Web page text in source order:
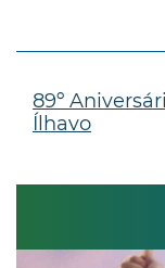
89º
Ílhavo